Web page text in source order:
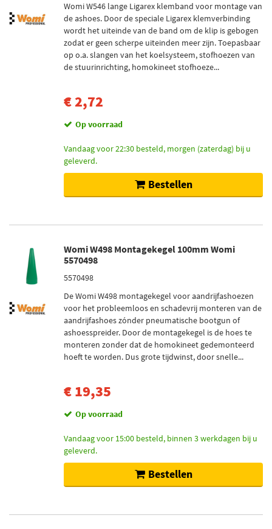
Womi W546 lange Ligarex klemband voor montage van
de ashoes. Door de speciale Ligarex klemverbinding
wordt het uiteinde van de band om de klip is gebogen
zodat er geen scherpe uiteinden meer zijn. Toepasbaar
op o.a. slangen van het koelsysteem, stofhoezen van
de stuurinrichting, homokineet stofhoeze...
€ 2,72
Op voorraad
Vandaag voor 22:30 besteld, morgen (zaterdag) bij u
geleverd.
Bestellen
Womi W498 Montagekegel 100mm Womi
5570498
5570498
De Womi W498 montagekegel voor aandrijfashoezen
voor het probleemloos en schadevrij monteren van de
aandrijfashoes zónder pneumatische bootgun of
ashoesspreider. Door de montagekegel is de hoes te
monteren zonder dat de homokineet gedemonteerd
hoeft te worden. Dus grote tijdwinst, door snelle...
€ 19,35
Op voorraad
Vandaag voor 15:00 besteld, binnen 3 werkdagen bij u
geleverd.
Bestellen